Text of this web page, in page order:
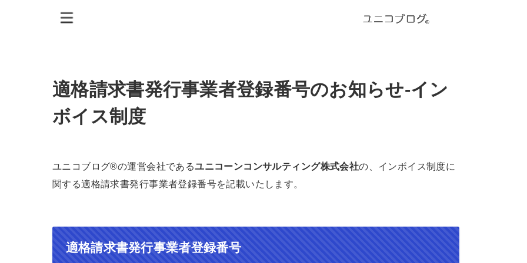
適格請求書発行事業者登録番号のお知らせ-イン
ボイス制度
ユニコブログ®の運営会社であるユニコーンコンサルティング株式会社の、インボイス制度に
関する適格請求書発行事業者登録番号を記載いたします。
適格請求書発行事業者登録番号